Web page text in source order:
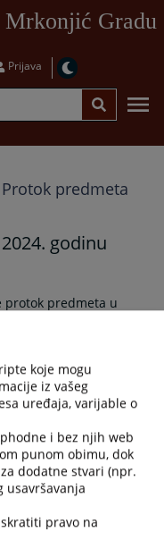
Mrkonjić Gradu
Prijava
Protok predmeta
godinu
protok predmeta u
koje mogu
iz vašeg
uređaja, varijable o
i bez njih web
punom obimu, dok
dodatne stvari (npr.
usavršavanja
pravo na